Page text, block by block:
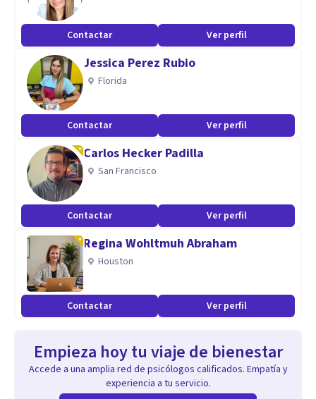
Contactar Ver perfil
Jessica Perez Rubio
Florida
Contactar Ver perfil
Carlos Hecker Padilla
San Francisco
Contactar Ver perfil
Regina Wohltmuh Abraham
Houston
Contactar Ver perfil
Empieza hoy tu viaje de bienestar
Accede a una amplia red de psicólogos calificados. Empatía y
experiencia a tu servicio.